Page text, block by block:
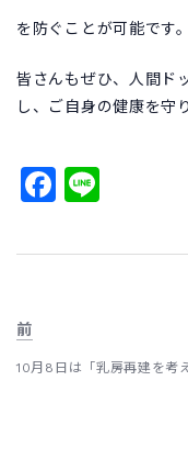
を防ぐことが可能です。
皆さんもぜひ、人間ド
し、ご自身の健康を守
前
10月8日は「乳房再建を考